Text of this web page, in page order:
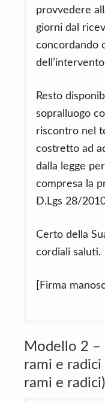
provvedere
giorni dal
concordando
Resto
sopralluogo
riscontro nel
costretto ad
dalla legge
compresa la
D.Lgs 28/
Certo della
cordiali saluti.
[Firma
Modello 2 –
rami e
rami e radici)